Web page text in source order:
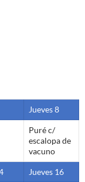
Jueves 8
Puré c/
escalopa de
vacuno
Jueves 16